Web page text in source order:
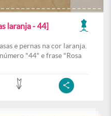
laranja - 44]
e pernas na cor laranja.
"44" e frase "Rosa